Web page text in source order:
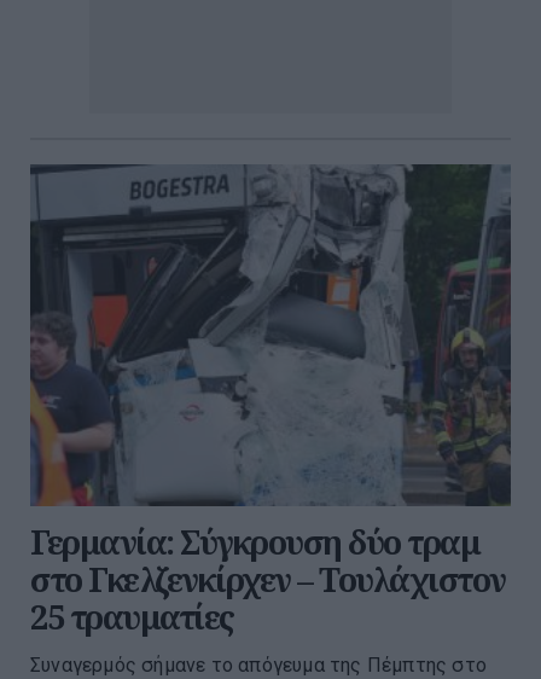
Γερμανία: Σύγκρουση δύο τραμ
στο Γκελζενκίρχεν – Τουλάχιστον
25 τραυματίες
Συναγερμός σήμανε το απόγευμα της Πέμπτης στο